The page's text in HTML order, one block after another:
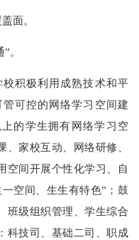
面。
。
积极利用成熟技术和平
可控的网络学习空间建
的学生拥有网络学习空
家校互动、网络研修、
空间开展个性化学习、自
空间、生生有特色”；鼓
班级组织管理、学生综合
科技司、基础二司、职成